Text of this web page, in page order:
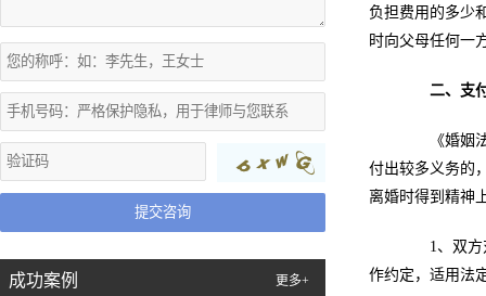
提交咨询
成功案例 更多+
负担费用的多少
时向父母任何一
二、支
《婚姻法
付出较多义务的
离婚时得到精神
1、双方对
作约定，适用法